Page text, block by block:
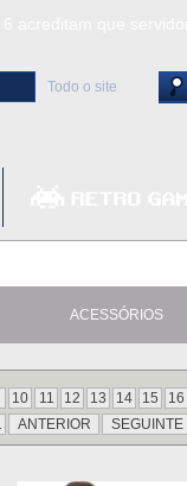
5 milhões de
Metal Gear
Todo o site
ACESSÓRIOS
10 11 12 13 14 15 16
ANTERIOR SEGUINTE